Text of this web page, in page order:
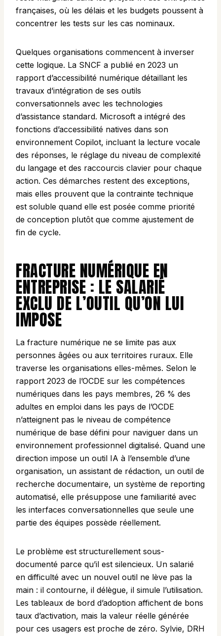
françaises, où les délais et les budgets poussent à
concentrer les tests sur les cas nominaux.
Quelques organisations commencent à inverser
cette logique. La SNCF a publié en 2023 un
rapport d’accessibilité numérique détaillant les
travaux d’intégration de ses outils
conversationnels avec les technologies
d’assistance standard. Microsoft a intégré des
fonctions d’accessibilité natives dans son
environnement Copilot, incluant la lecture vocale
des réponses, le réglage du niveau de complexité
du langage et des raccourcis clavier pour chaque
action. Ces démarches restent des exceptions,
mais elles prouvent que la contrainte technique
est soluble quand elle est posée comme priorité
de conception plutôt que comme ajustement de
fin de cycle.
FRACTURE NUMÉRIQUE EN
ENTREPRISE : LE SALARIÉ
EXCLU DE L’OUTIL QU’ON LUI
IMPOSE
La fracture numérique ne se limite pas aux
personnes âgées ou aux territoires ruraux. Elle
traverse les organisations elles-mêmes. Selon le
rapport 2023 de l’OCDE sur les compétences
numériques dans les pays membres, 26 % des
adultes en emploi dans les pays de l’OCDE
n’atteignent pas le niveau de compétence
numérique de base défini pour naviguer dans un
environnement professionnel digitalisé. Quand une
direction impose un outil IA à l’ensemble d’une
organisation, un assistant de rédaction, un outil de
recherche documentaire, un système de reporting
automatisé, elle présuppose une familiarité avec
les interfaces conversationnelles que seule une
partie des équipes possède réellement.
Le problème est structurellement sous-
documenté parce qu’il est silencieux. Un salarié
en difficulté avec un nouvel outil ne lève pas la
main : il contourne, il délègue, il simule l’utilisation.
Les tableaux de bord d’adoption affichent de bons
taux d’activation, mais la valeur réelle générée
pour ces usagers est proche de zéro. Sylvie, DRH